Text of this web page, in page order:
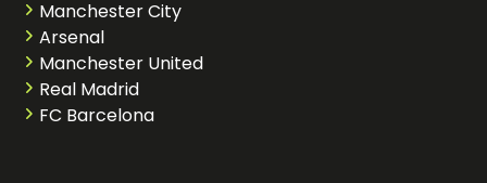
Manchester City
Arsenal
Manchester United
Real Madrid
FC Barcelona